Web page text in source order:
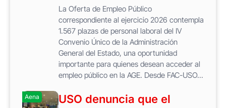
La Oferta de Empleo Público
correspondiente al ejercicio 2026 contempla
1.567 plazas de personal laboral del IV
Convenio Único de la Administración
General del Estado, una oportunidad
importante para quienes desean acceder al
empleo público en la AGE. Desde FAC-USO...
Aena
USO denuncia que el